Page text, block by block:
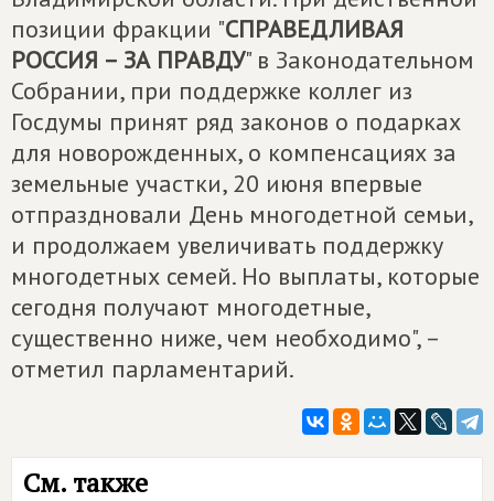
позиции фракции "СПРАВЕДЛИВАЯ
РОССИЯ – ЗА ПРАВДУ" в Законодательном
Собрании, при поддержке коллег из
Госдумы принят ряд законов о подарках
для новорожденных, о компенсациях за
земельные участки, 20 июня впервые
отпраздновали День многодетной семьи,
и продолжаем увеличивать поддержку
многодетных семей. Но выплаты, которые
сегодня получают многодетные,
существенно ниже, чем необходимо", –
отметил парламентарий.
См. также